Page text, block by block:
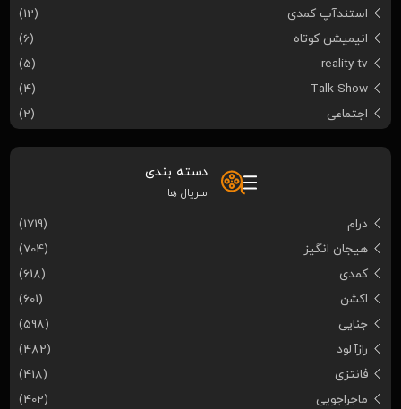
استندآپ کمدی
(12)
انیمیشن کوتاه
(6)
reality-tv
(5)
Talk-Show
(4)
اجتماعی
(2)
دسته بندی
سریال ها
درام
(1719)
هیجان انگیز
(704)
کمدی
(618)
اکشن
(601)
جنایی
(598)
رازآلود
(482)
فانتزی
(418)
ماجراجویی
(402)